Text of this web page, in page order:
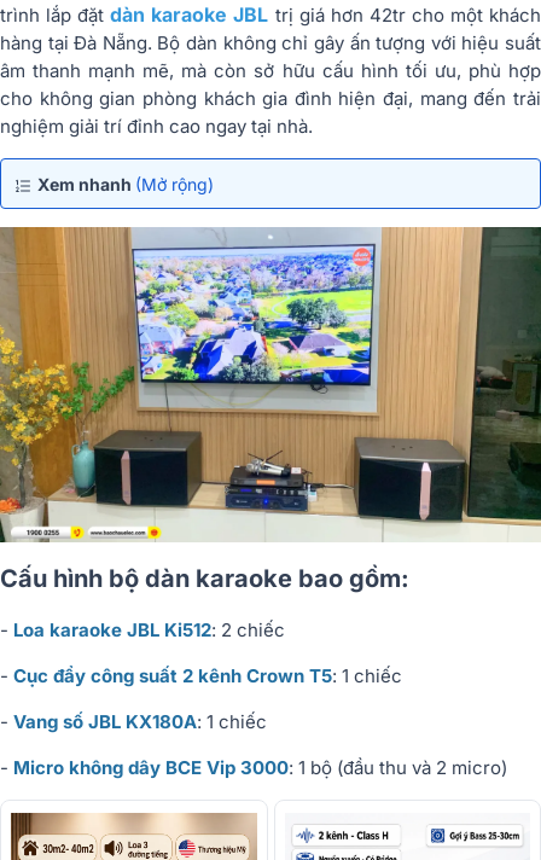
trình lắp đặtdàn karaoke JBL trị giá hơn 42tr cho một khách
hàng tại Đà Nẵng. Bộ dàn không chỉ gây ấn tượng với hiệu suất
âm thanh mạnh mẽ, mà còn sở hữu cấu hình tối ưu, phù hợp
cho không gian phòng khách gia đình hiện đại, mang đến trải
nghiệm giải trí đỉnh cao ngay tại nhà.
Xem nhanh (Mở rộng)
Cấu hình bộ dàn karaoke bao gồm:
- Loa karaoke JBL Ki512: 2 chiếc
- Cục đẩy công suất 2 kênh Crown T5: 1 chiếc
- Vang số JBL KX180A: 1 chiếc
- Micro không dây BCE Vip 3000: 1 bộ (đầu thu và 2 micro)